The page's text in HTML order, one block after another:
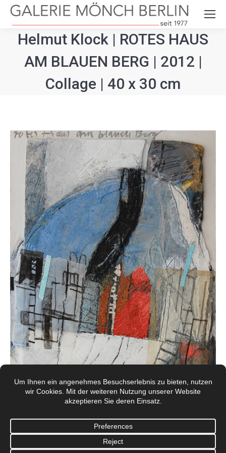
Search:
Helmut Klock | ROTES HAUS
AM BLAUEN BERG | 2012 |
Collage | 40 x 30 cm